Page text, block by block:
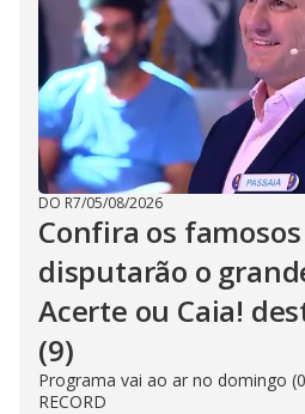
DO R7/05/08/2026
Confira os
disputarão o
Acerte ou Caia!
(9)
Programa vai ao ar no domingo
RECORD